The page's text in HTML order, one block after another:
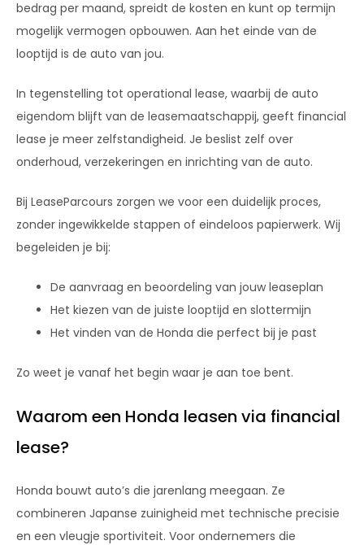
bedrag per maand, spreidt de kosten en kunt op termijn
mogelijk vermogen opbouwen. Aan het einde van de
looptijd is de auto van jou.
In tegenstelling tot operational lease, waarbij de auto
eigendom blijft van de leasemaatschappij, geeft financial
lease je meer zelfstandigheid. Je beslist zelf over
onderhoud, verzekeringen en inrichting van de auto.
Bij LeaseParcours zorgen we voor een duidelijk proces,
zonder ingewikkelde stappen of eindeloos papierwerk. Wij
begeleiden je bij:
De aanvraag en beoordeling van jouw leaseplan
Het kiezen van de juiste looptijd en slottermijn
Het vinden van de Honda die perfect bij je past
Zo weet je vanaf het begin waar je aan toe bent.
Waarom een Honda leasen via financial
lease?
Honda bouwt auto’s die jarenlang meegaan. Ze
combineren Japanse zuinigheid met technische precisie
en een vleugje sportiviteit. Voor ondernemers die